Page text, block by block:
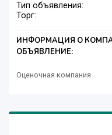
Тип объявления:
Торг:
ИНФОРМАЦИЯ О
ОБЪЯВЛЕНИЕ:
Оценочная компания